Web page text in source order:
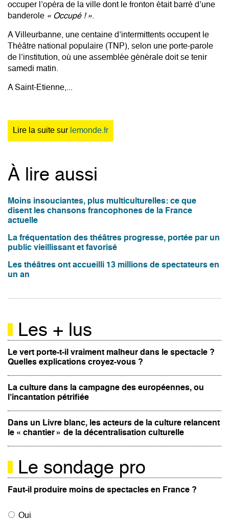
occuper l’opéra de la ville dont le fronton était barré d’une
banderole « Occupé ! ».
A Villeurbanne, une centaine d’intermittents occupent le
Théâtre national populaire (TNP), selon une porte-parole
de l’institution, où une assemblée générale doit se tenir
samedi matin.
A Saint-Etienne,...
Lire la suite sur lemonde.fr
À lire aussi
Moins insouciantes, plus multiculturelles: ce que
disent les chansons francophones de la France
actuelle
La fréquentation des théâtres progresse, portée par un
public vieillissant et favorisé
Les théâtres ont accueilli 13 millions de spectateurs en
un an
Les + lus
Le vert porte-t-il vraiment malheur dans le spectacle ?
Quelles explications croyez-vous ?
La culture dans la campagne des européennes, ou
l’incantation pétrifiée
Dans un Livre blanc, les acteurs de la culture relancent
le « chantier » de la décentralisation culturelle
Le sondage pro
Faut-il produire moins de spectacles en France ?
Oui